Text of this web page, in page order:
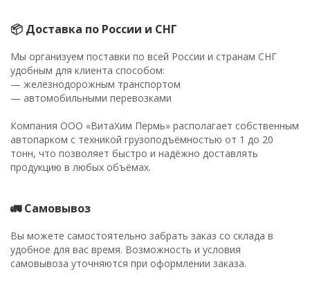
📦 Доставка по России и СНГ
Мы организуем поставки по всей России и странам СНГ
удобным для клиента способом:
— железнодорожным транспортом
— автомобильными перевозками
Компания ООО «ВитаХим Пермь» располагает собственным
автопарком с техникой грузоподъёмностью от 1 до 20
тонн, что позволяет быстро и надёжно доставлять
продукцию в любых объёмах.
🚛 Самовывоз
Вы можете самостоятельно забрать заказ со склада в
удобное для вас время. Возможность и условия
самовывоза уточняются при оформлении заказа.